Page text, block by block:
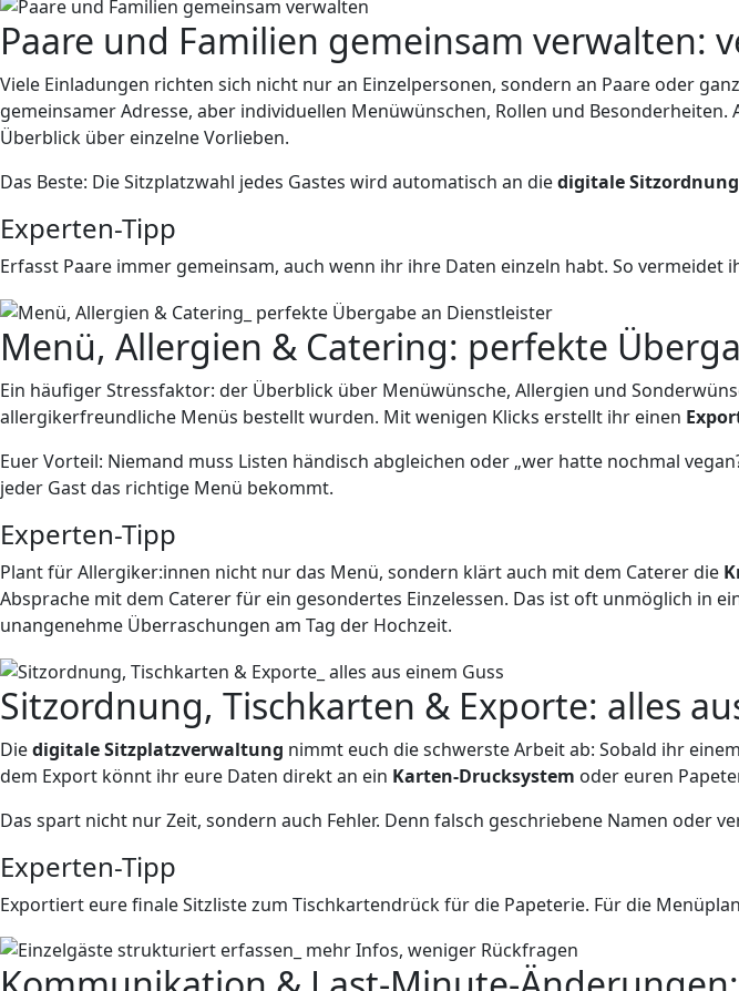
Paare und Familien gemeinsam verwalten:
Viele Einladungen richten sich nicht nur an Einzelpersonen, sondern an Paare oder
gemeinsamer Adresse, aber individuellen Menüwünschen, Rollen und
Überblick über einzelne Vorlieben.
Das Beste: Die Sitzplatzwahl jedes Gastes wird automatisch an diedigitale Sitzordnung
Experten-Tipp
Erfasst Paare immer gemeinsam, auch wenn ihr ihre Daten einzeln habt. So
Menü, Allergien & Catering: perfekte
Ein häufiger Stressfaktor: der Überblick über Menüwünsche, Allergien und
allergikerfreundliche Menüs bestellt wurden. Mit wenigen Klicks erstellt ihr einen
Euer Vorteil: Niemand muss Listen händisch abgleichen oder „wer hatte nochmal
jeder Gast das richtige Menü bekommt.
Experten-Tipp
Plant für Allergiker:innen nicht nur das Menü, sondern klärt auch mit dem Caterer die
Absprache mit dem Caterer für ein gesondertes Einzelessen. Das ist oft unmöglich in
unangenehme Überraschungen am Tag der Hochzeit.
Sitzordnung, Tischkarten & Exporte: alles
Diedigitale Sitzplatzverwaltung nimmt euch die schwerste Arbeit ab: Sobald ihr
dem Export könnt ihr eure Daten direkt an ein Karten-Drucksystem oder euren
Das spart nicht nur Zeit, sondern auch Fehler. Denn falsch geschriebene Namen oder
Experten-Tipp
Exportiert eure finale Sitzliste zum Tischkartendrück für die Papeterie. Für die